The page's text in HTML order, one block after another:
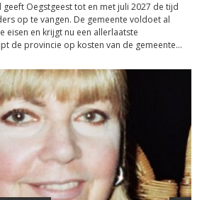
Oegstgeest tot en met juli 2027 de tijd
op te vangen. De gemeente voldoet al
eisen en krijgt nu een allerlaatste
de provincie op kosten van de gemeente...